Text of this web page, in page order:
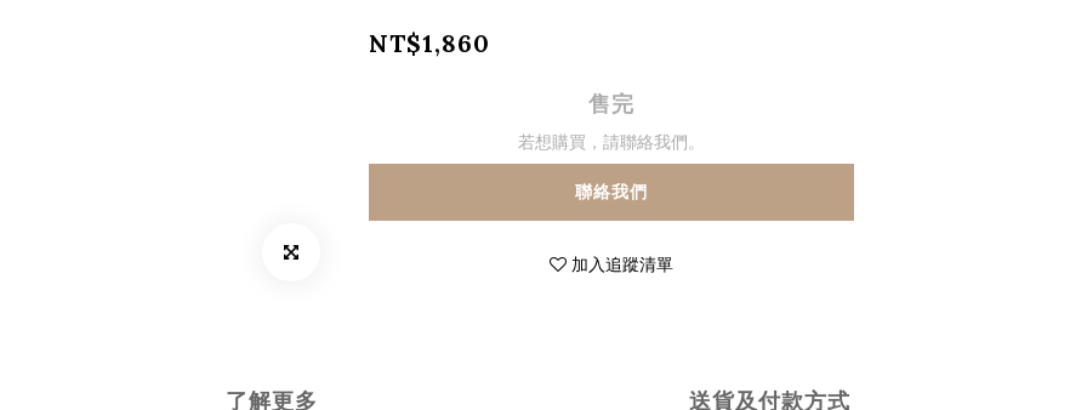
NT$1,860
售完
若想購買，請聯絡我們。
聯絡我們
加入追蹤清單
了解更多 送貨及付款方式